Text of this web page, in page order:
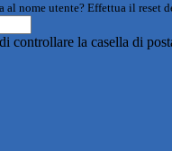
al nome utente? Effettua il reset
controllare la casella di